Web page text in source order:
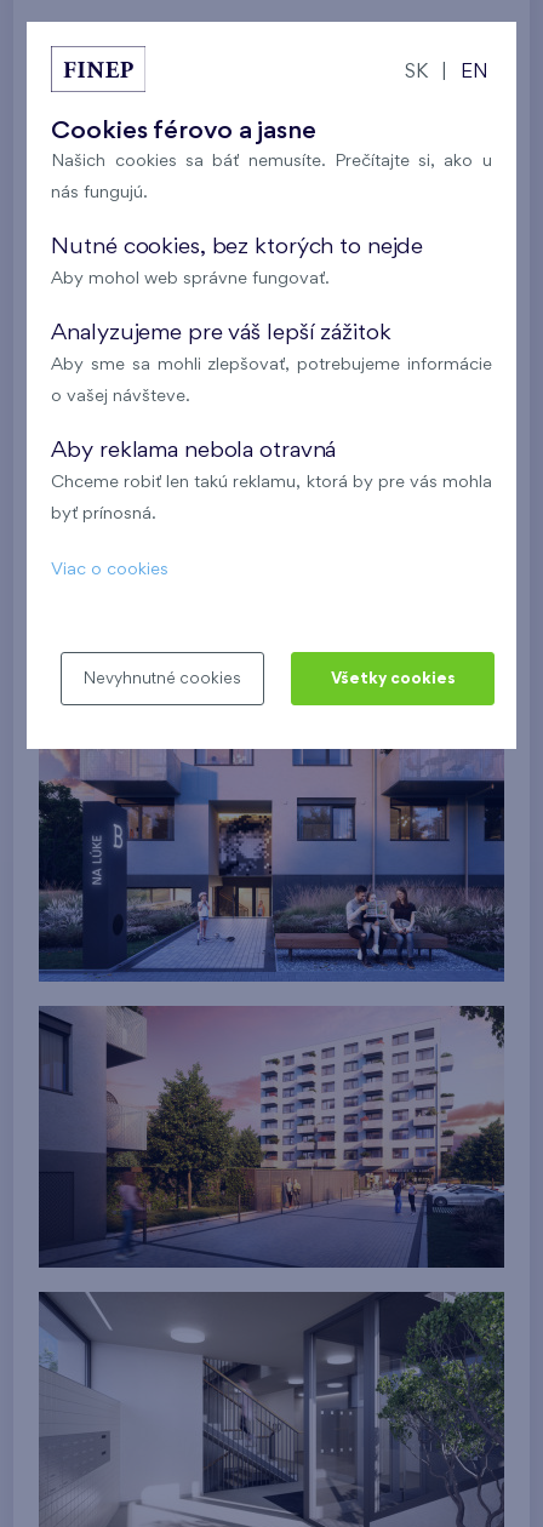
Všetky fotografie Vizualizácia projektu
SK EN
Cookies férovo a jasne
Našich cookies sa báť nemusíte. Prečítajte si, ako u
nás fungujú.
Nutné cookies, bez ktorých to nejde
Aby mohol web správne fungovať.
Analyzujeme pre váš lepší zážitok
Aby sme sa mohli zlepšovať, potrebujeme informácie
o vašej návšteve.
Aby reklama nebola otravná
Chceme robiť len takú reklamu, ktorá by pre vás mohla
byť prínosná.
Viac o cookies
Nevyhnutné cookies Všetky cookies